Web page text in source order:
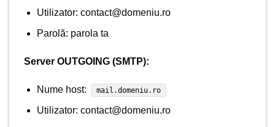
Utilizator: contact@domeniu.ro
Parolă: parola ta
Server OUTGOING (SMTP):
Nume host: mail.domeniu.ro
Utilizator: contact@domeniu.ro